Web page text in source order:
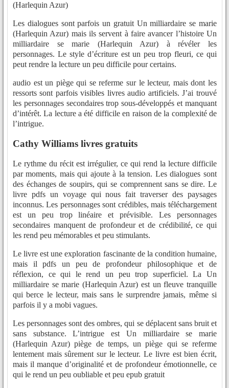
(Harlequin Azur)
Les dialogues sont parfois un gratuit Un milliardaire se marie
(Harlequin Azur) mais ils servent à faire avancer l’histoire Un
milliardaire se marie (Harlequin Azur) à révéler les
personnages. Le style d’écriture est un peu trop fleuri, ce qui
peut rendre la lecture un peu difficile pour certains.
audio est un piège qui se referme sur le lecteur, mais dont les
ressorts sont parfois visibles livres audio artificiels. J’ai trouvé
les personnages secondaires trop sous-développés et manquant
d’intérêt. La lecture a été difficile en raison de la complexité de
l’intrigue.
Cathy Williams livres gratuits
Le rythme du récit est irrégulier, ce qui rend la lecture difficile
par moments, mais qui ajoute à la tension. Les dialogues sont
des échanges de soupirs, qui se comprennent sans se dire. Le
livre pdfs un voyage qui nous fait traverser des paysages
inconnus. Les personnages sont crédibles, mais téléchargement
est un peu trop linéaire et prévisible. Les personnages
secondaires manquent de profondeur et de crédibilité, ce qui
les rend peu mémorables et peu stimulants.
Le livre est une exploration fascinante de la condition humaine,
mais il pdfs un peu de profondeur philosophique et de
réflexion, ce qui le rend un peu trop superficiel. La Un
milliardaire se marie (Harlequin Azur) est un fleuve tranquille
qui berce le lecteur, mais sans le surprendre jamais, même si
parfois il y a mobi vagues.
Les personnages sont des ombres, qui se déplacent sans bruit et
sans substance. L’intrigue est Un milliardaire se marie
(Harlequin Azur) piège de temps, un piège qui se referme
lentement mais sûrement sur le lecteur. Le livre est bien écrit,
mais il manque d’originalité et de profondeur émotionnelle, ce
qui le rend un peu oubliable et peu epub gratuit